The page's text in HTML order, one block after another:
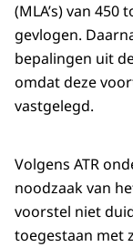
(MLA’s) van
gevlogen.
bepalingen uit
omdat deze
vastgelegd.
Volgens ATR
noodzaak van
voorstel niet
toegestaan met